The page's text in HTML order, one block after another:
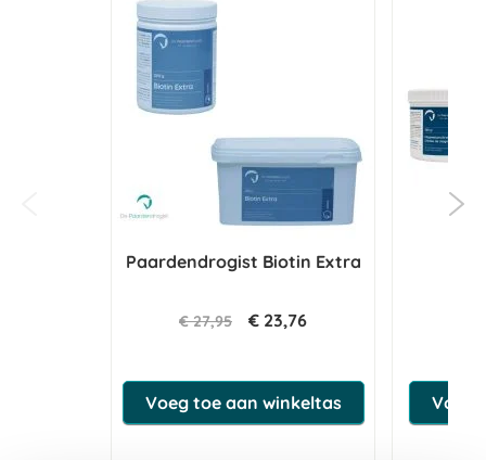
Paardendrogist Biotin Extra
€ 27,95 € 23,76
Voeg toe aan winkeltas Voeg